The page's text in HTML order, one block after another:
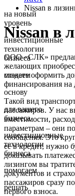
на новый
уровень
инвестиционные
технологии
бизнеса
создаем
основу
для вашего
бизнеса
инвестиционные
технологии
бизнеса
помогаем
решать
Nissan в
Nissan в
ООО «СЛК»
желающих
можете оформить
финансирования на
Такой вид
пассажиров. У нас
вместимости,
параметрам – они
сообщения. Это
ее в кредит, нужно
доказывать
лизингом вы
документов и
пассажиров сразу
первого взноса.